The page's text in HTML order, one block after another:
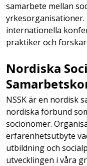
samarbete mellan
internationella
praktiker och
Nordiska
NSSK är en nordisk
nordiska förbund
socionomer.
erfarenhetsutbyte
utbildning och
utvecklingen i våra